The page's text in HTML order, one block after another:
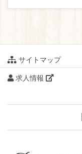
サイトマップ
求人情報